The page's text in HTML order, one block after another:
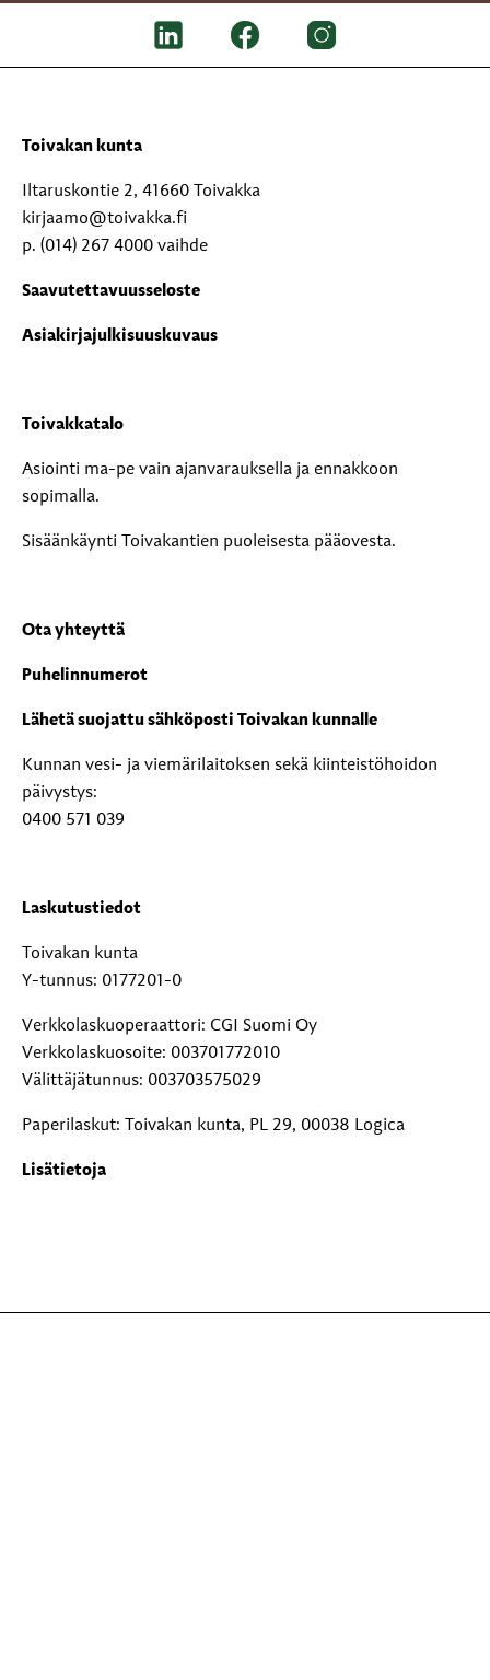
Toivakan kunta
Iltaruskontie 2, 41660 Toivakka
kirjaamo@toivakka.fi
p. (014) 267 4000 vaihde
Saavutettavuusseloste
Asiakirjajulkisuuskuvaus
Toivakkatalo
Asiointi ma-pe vain ajanvarauksella ja ennakkoon
sopimalla.
Sisäänkäynti Toivakantien puoleisesta pääovesta.
Ota yhteyttä
Puhelinnumerot
Lähetä suojattu sähköposti Toivakan kunnalle
Kunnan vesi- ja viemärilaitoksen sekä kiinteistöhoidon
päivystys:
0400 571 039
Laskutustiedot
Toivakan kunta
Y-tunnus: 0177201-0
Verkkolaskuoperaattori: CGI Suomi Oy
Verkkolaskuosoite: 003701772010
Välittäjätunnus: 003703575029
Paperilaskut: Toivakan kunta, PL 29, 00038 Logica
Lisätietoja